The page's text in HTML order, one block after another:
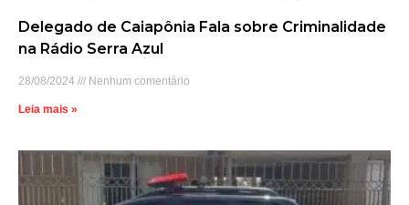
Delegado de Caiapônia Fala sobre Criminalidade
na Rádio Serra Azul
28/08/2024 Nenhum comentário
Leia mais »